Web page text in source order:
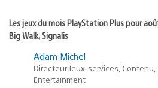
Les jeux du mois PlayStation Plus pour
Big Walk, Signalis
Adam Michel
Directeur Jeux-services,
Entertainment